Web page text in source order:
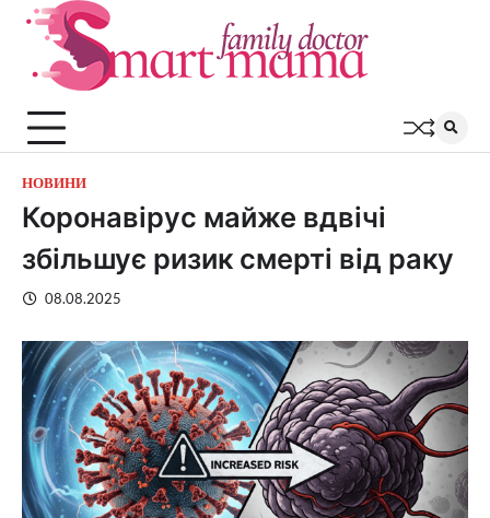
Перейти
НОВИНИ
Коронавірус майже вдвічі
збільшує ризик смерті від раку
08.08.2025